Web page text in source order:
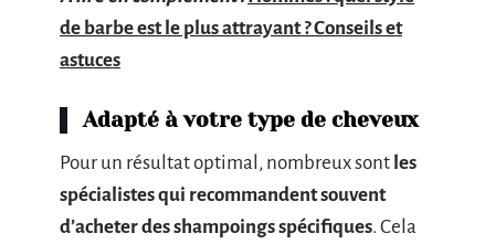
de barbe est le plus attrayant ? Conseils et
astuces
Adapté à votre type de cheveux
Pour un résultat optimal, nombreux sont les
spécialistes qui recommandent souvent
d’acheter des shampoings spécifiques. Cela